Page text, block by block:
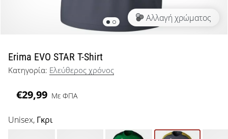
μπάσκετ
όπως
εμείς;
μαζί
ως
Αλλαγή χρώματος
Erima EVO STAR T-Shirt
Κατηγορία: Ελεύθερος χρόνος
€29,99 Με ΦΠΑ
Unisex, Γκρι